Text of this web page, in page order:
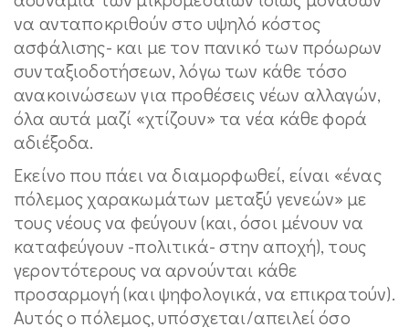
να ανταποκριθούν στο υψηλό κόστος
ασφάλισης- και με τον πανικό των πρόωρων
συνταξιοδοτήσεων, λόγω των κάθε τόσο
ανακοινώσεων για προθέσεις νέων αλλαγών,
όλα αυτά μαζί «χτίζουν» τα νέα κάθε φορά
αδιέξοδα.
Εκείνο που πάει να διαμορφωθεί, είναι «ένας
πόλεμος χαρακωμάτων μεταξύ γενεών» με
τους νέους να φεύγουν (και, όσοι μένουν να
καταφεύγουν -πολιτικά- στην αποχή), τους
γεροντότερους να αρνούνται κάθε
προσαρμογή (και ψηφολογικά, να επικρατούν).
Αυτός ο πόλεμος, υπόσχεται/απειλεί όσο